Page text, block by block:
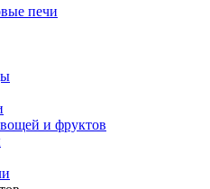
печи
и фруктов